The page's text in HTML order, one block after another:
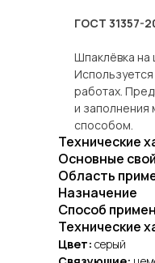
ГОСТ 31357-
Шпаклёвка
работах.
и заполнения
способом.
Технические
Основные
Область
Назначение
Способ
Технические
Цвет: серый